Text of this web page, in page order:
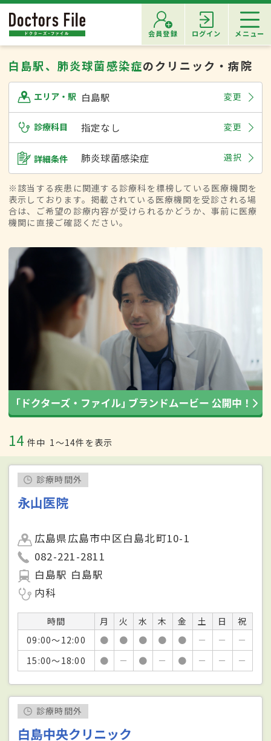
会員登録 ログイン メニュー
白島駅、肺炎球菌感染症のクリニック・病院
エリア・駅 白島駅 変更
診療科目 指定なし 変更
詳細条件 肺炎球菌感染症 選択
※該当する疾患に関連する診療科を標榜している医療機関を
表示しております。掲載されている医療機関を受診される場
合は、ご希望の診療内容が受けられるかどうか、事前に医療
機関に直接ご確認ください。
14 件中 1〜14件を表示
診療時間外
永山医院
広島県広島市中区白島北町10-1
082-221-2811
白島駅 白島駅
内科
時間 月 火 水 木 金 土 日
祝
09:00～12:00
● ● ● ● ● － －
－
15:00～18:00
● － ● － ● － － －
診療時間外
白島中央クリニック